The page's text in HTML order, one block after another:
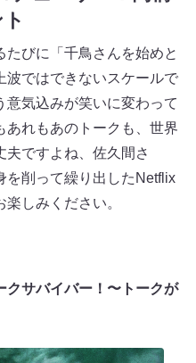
びに「千鳥さんを始めと
波ではできないスケールで
気込みが笑いに変わって
あれもあのトークも、世界
夫ですよね、佐久間さ
削って繰り出したNetflix
しみください。
クサバイバー！〜トークが